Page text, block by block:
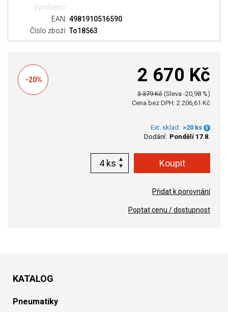
Vyrobeno:
EAN: 4981910516590
Číslo zboží: To18563
-20% 2 670 Kč
3 379 Kč (Sleva -20,98 %)
Cena bez DPH: 2 206,61 Kč
Ext. sklad: >20 ks
Dodání: Pondělí 17.8.
ks
Přidat k porovnání
Poptat cenu / dostupnost
KATALOG
Pneumatiky